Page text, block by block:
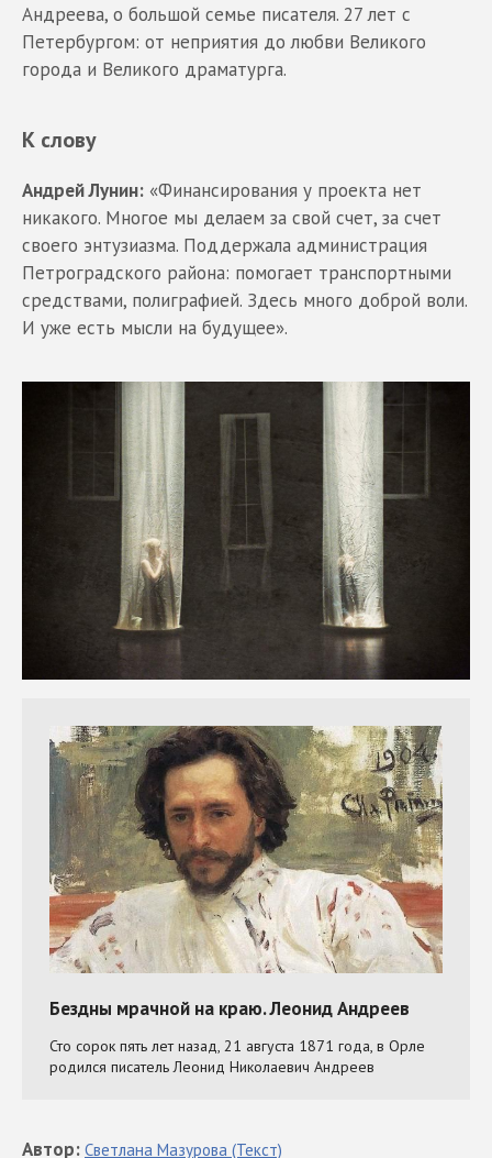
Андреева, о большой семье писателя. 27 лет с
Петербургом: от неприятия до любви Великого
города и Великого драматурга.
К слову
Андрей Лунин: «Финансирования у проекта нет
никакого. Многое мы делаем за свой счет, за счет
своего энтузиазма. Поддержала администрация
Петроградского района: помогает транспортными
средствами, полиграфией. Здесь много доброй воли.
И уже есть мысли на будущее».
Автор: Светлана Мазурова (Текст)